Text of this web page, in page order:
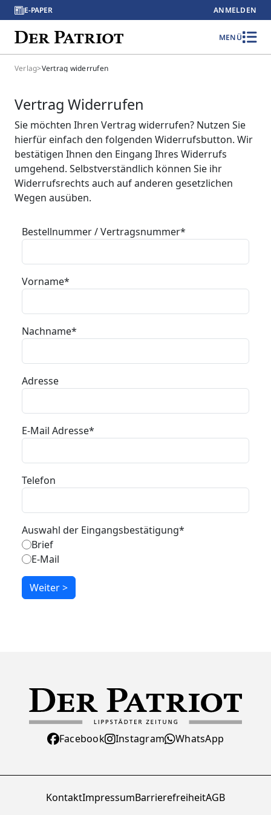
E-PAPER ANMELDEN
MENÜ
Verlag>Vertrag widerrufen
Vertrag Widerrufen
Sie möchten Ihren Vertrag widerrufen? Nutzen Sie
hierfür einfach den folgenden Widerrufsbutton. Wir
bestätigen Ihnen den Eingang Ihres Widerrufs
umgehend. Selbstverständlich können Sie ihr
Widerrufsrechts auch auf anderen gesetzlichen
Wegen ausüben.
Bestellnummer / Vertragsnummer*
Vorname*
Nachname*
Adresse
E-Mail Adresse*
Telefon
Auswahl der Eingangsbestätigung*
Brief
E-Mail
Weiter >
Facebook Instagram WhatsApp
KontaktImpressumBarrierefreiheitAGB